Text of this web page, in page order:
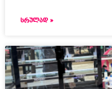
ᲡᲠᲣᲚᲐᲓ »